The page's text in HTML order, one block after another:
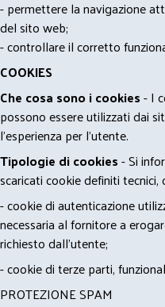
- permettere la navigazione
del sito web;
- controllare il corretto
COOKIES
Che cosa sono i cookies- I
possono essere utilizzati dai
l'esperienza per l'utente.
Tipologie di cookies- Si
scaricati cookie definiti tecnici,
- cookie di autenticazione
necessaria al fornitore a
richiesto dall'utente;
- cookie di terze parti,
PROTEZIONE SPAM